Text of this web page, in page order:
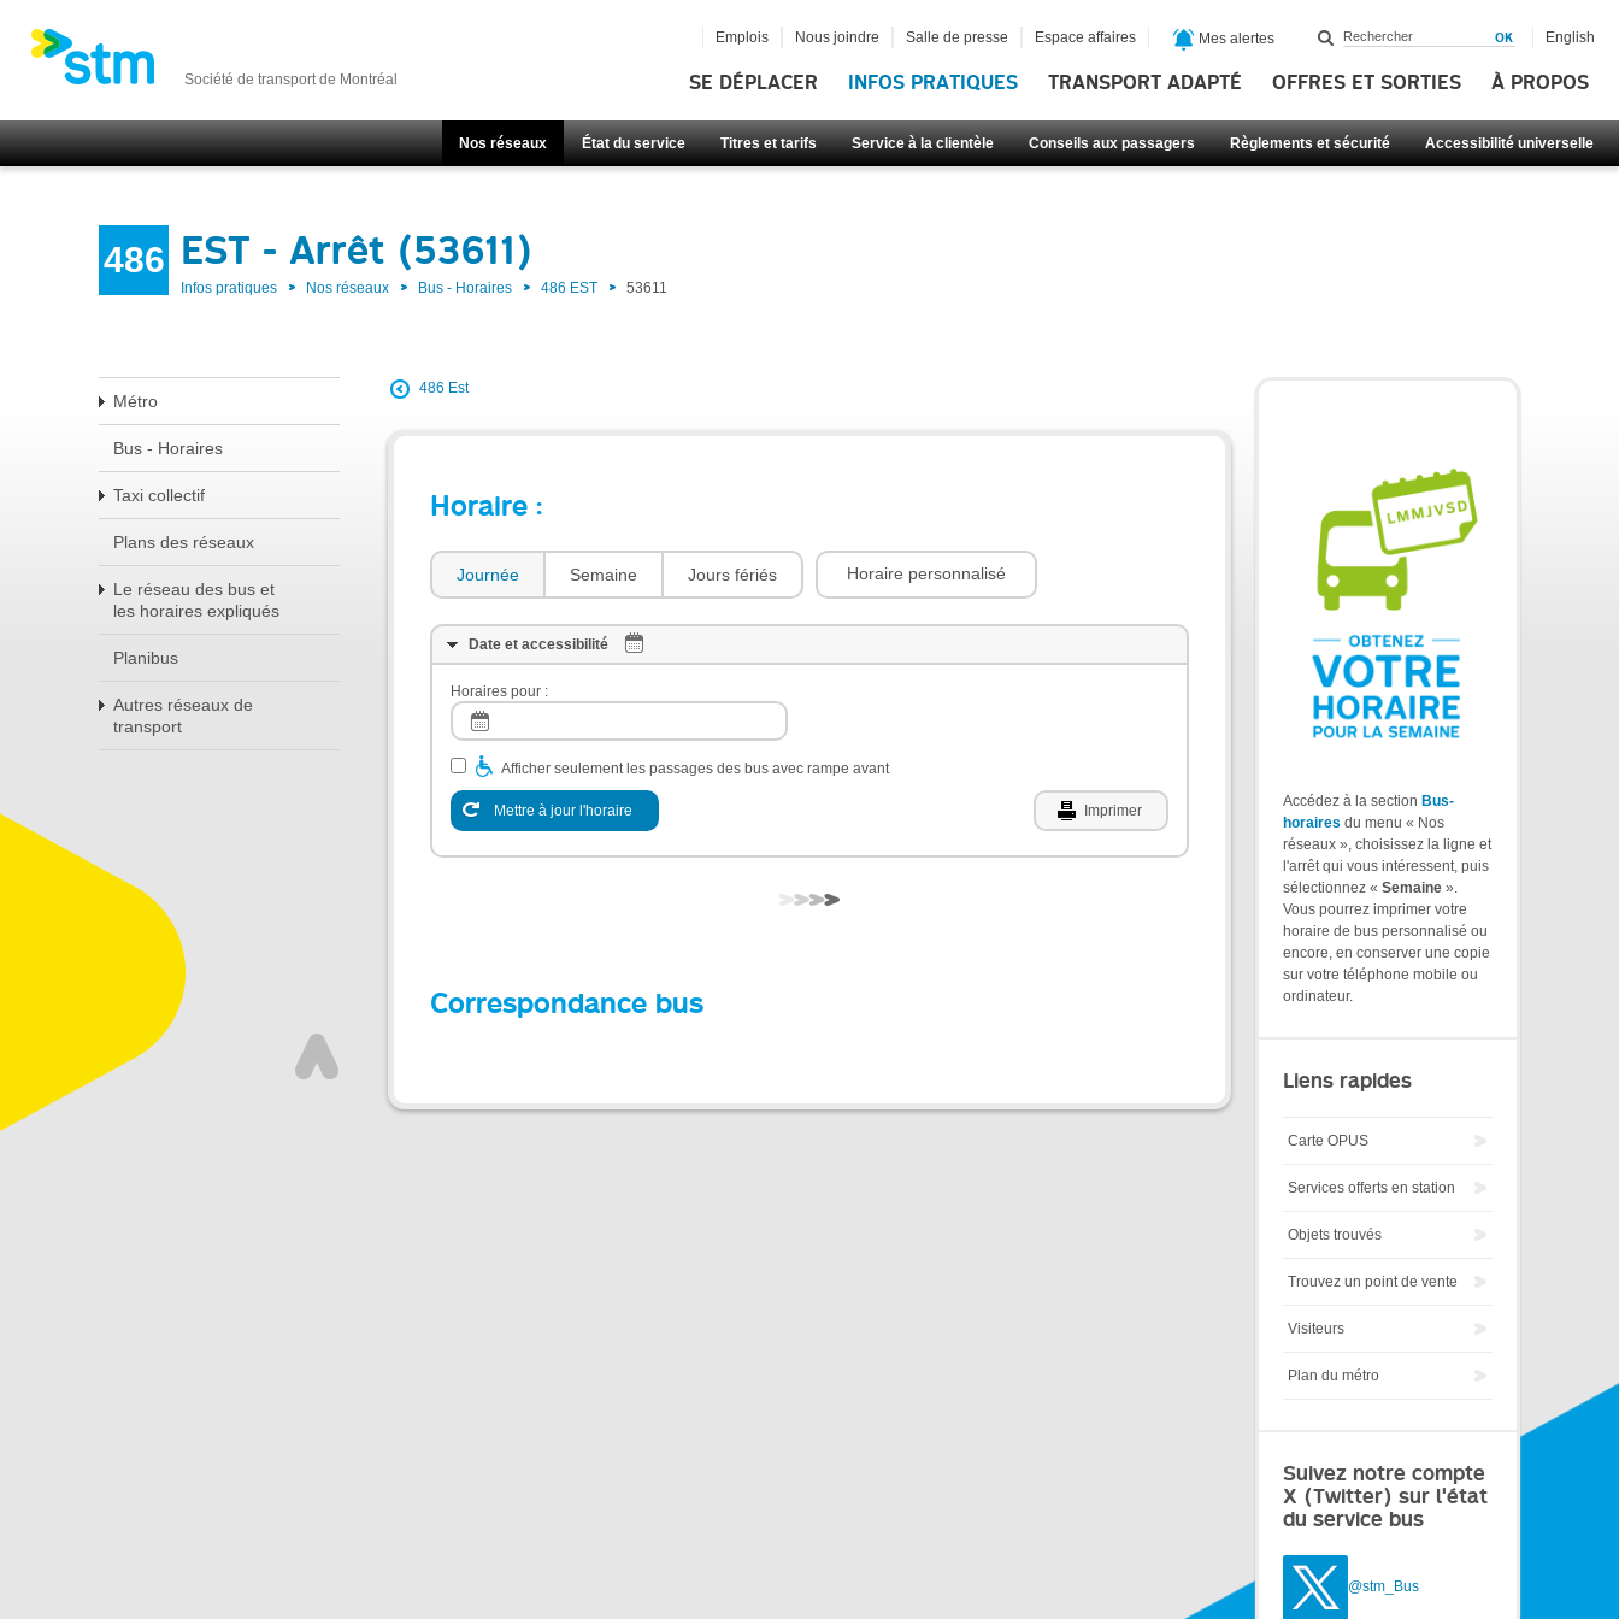
Société de transport de Montréal SE DÉPLACER INFOS PRATIQUES TRANSPORT ADAPTÉ OFFRES ET SORTIES À PROPOS
Nos réseaux État du service Titres et tarifs Service à la clientèle Conseils aux passagers Règlements et sécurité Accessibilité universelle
Emplois Nous joindre Salle de presse Espace affaires Mes alertes English
486 EST - Arrêt (53611)
Infos pratiques Nos réseaux Bus - Horaires 486 EST 53611
Métro
Bus - Horaires
Taxi collectif
Plans des réseaux
Le réseau des bus et
les horaires expliqués
Planibus
Autres réseaux de
transport
486 Est
Horaire :
Journée Semaine Jours fériés Horaire personnalisé
Date et accessibilité
Horaires pour :
Afficher seulement les passages des bus avec rampe avant
Mettre à jour l'horaire Imprimer
Correspondance bus
Accédez à la section Bus-
horaires du menu « Nos
réseaux », choisissez la ligne et
l'arrêt qui vous intéressent, puis
sélectionnez « Semaine ».
Vous pourrez imprimer votre
horaire de bus personnalisé ou
encore, en conserver une copie
sur votre téléphone mobile ou
ordinateur.
Liens rapides
Carte OPUS
Services offerts en station
Objets trouvés
Trouvez un point de vente
Visiteurs
Plan du métro
Suivez notre compte
X (Twitter) sur l'état
du service bus
@stm_Bus